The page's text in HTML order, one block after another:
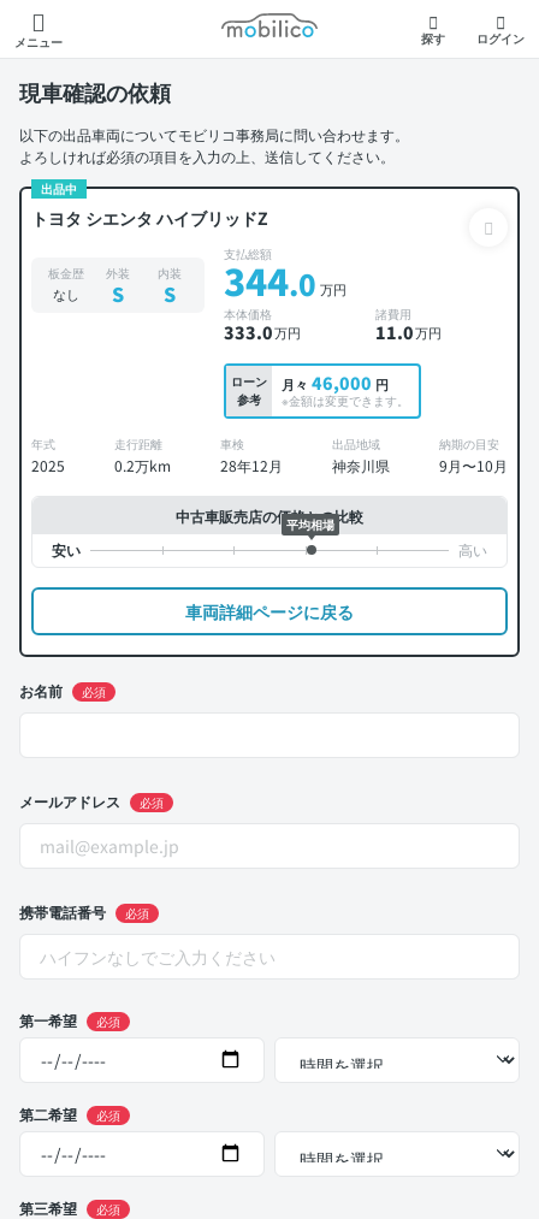
メニュー
モビリコ
探す ログイン
現車確認の依頼
以下の出品車両についてモビリコ事務局に問い合わせます。
よろしければ必須の項目を入力の上、送信してください。
出品中
トヨタ シエンタ ハイブリッドZ
板金歴
なし
外装
S
内装
S
支払総額
344.0 万円
本体価格
333.0万円
諸費用
11.0万円
ローン
参考
月々 46,000 円
※金額は変更できます。
年式
2025
走行距離
0.2万km
車検
28年12月
出品地域
神奈川県
納期の目安
9月〜10月
中古車販売店の価格との比較
平均相場
車両詳細ページに戻る
お名前 必須
メールアドレス 必須
携帯電話番号 必須
第一希望 必須
第二希望 必須
第三希望 必須